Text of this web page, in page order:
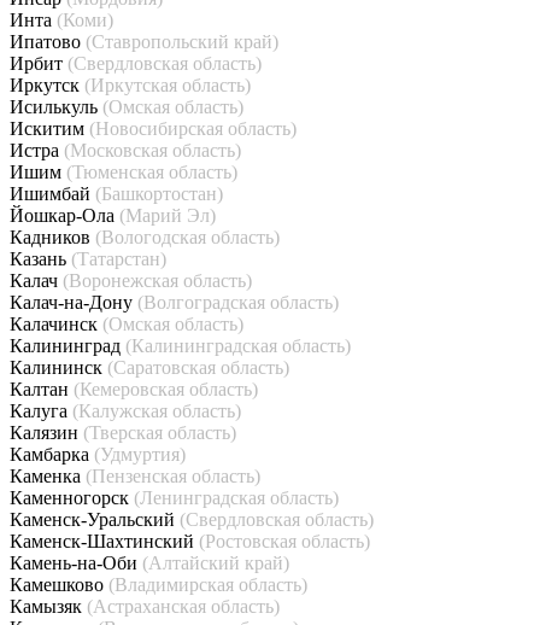
Инта (Коми)
Ипатово (Ставропольский край)
Ирбит (Свердловская область)
Иркутск (Иркутская область)
Исилькуль (Омская область)
Искитим (Новосибирская область)
Истра (Московская область)
Ишим (Тюменская область)
Ишимбай (Башкортостан)
Йошкар-Ола (Марий Эл)
Кадников (Вологодская область)
Казань (Татарстан)
Калач (Воронежская область)
Калач-на-Дону (Волгоградская область)
Калачинск (Омская область)
Калининград (Калининградская область)
Калининск (Саратовская область)
Калтан (Кемеровская область)
Калуга (Калужская область)
Калязин (Тверская область)
Камбарка (Удмуртия)
Каменка (Пензенская область)
Каменногорск (Ленинградская область)
Каменск-Уральский (Свердловская область)
Каменск-Шахтинский (Ростовская область)
Камень-на-Оби (Алтайский край)
Камешково (Владимирская область)
Камызяк (Астраханская область)